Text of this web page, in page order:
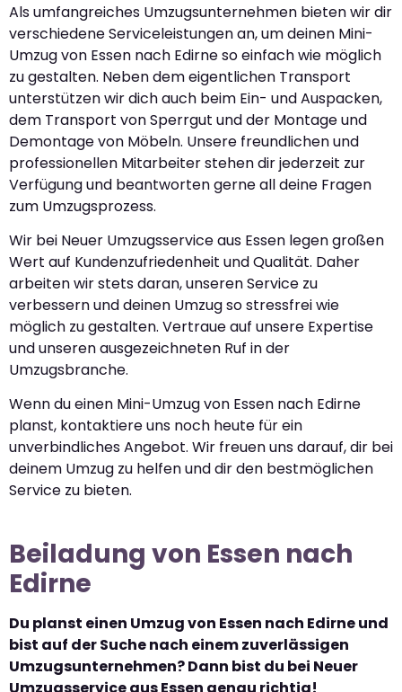
Als umfangreiches Umzugsunternehmen bieten wir dir
verschiedene Serviceleistungen an, um deinen Mini-
Umzug von Essen nach Edirne so einfach wie möglich
zu gestalten. Neben dem eigentlichen Transport
unterstützen wir dich auch beim Ein- und Auspacken,
dem Transport von Sperrgut und der Montage und
Demontage von Möbeln. Unsere freundlichen und
professionellen Mitarbeiter stehen dir jederzeit zur
Verfügung und beantworten gerne all deine Fragen
zum Umzugsprozess.
Wir bei Neuer Umzugsservice aus Essen legen großen
Wert auf Kundenzufriedenheit und Qualität. Daher
arbeiten wir stets daran, unseren Service zu
verbessern und deinen Umzug so stressfrei wie
möglich zu gestalten. Vertraue auf unsere Expertise
und unseren ausgezeichneten Ruf in der
Umzugsbranche.
Wenn du einen Mini-Umzug von Essen nach Edirne
planst, kontaktiere uns noch heute für ein
unverbindliches Angebot. Wir freuen uns darauf, dir bei
deinem Umzug zu helfen und dir den bestmöglichen
Service zu bieten.
Beiladung von Essen nach
Edirne
Du planst einen Umzug von Essen nach Edirne und
bist auf der Suche nach einem zuverlässigen
Umzugsunternehmen? Dann bist du bei Neuer